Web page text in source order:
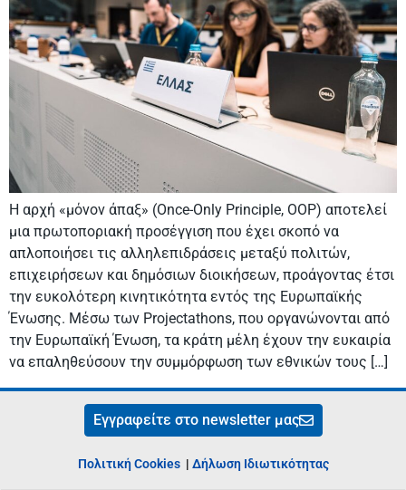
Η αρχή «μόνον άπαξ» (Once-Only Principle, OOP) αποτελεί
μια πρωτοποριακή προσέγγιση που έχει σκοπό να
απλοποιήσει τις αλληλεπιδράσεις μεταξύ πολιτών,
επιχειρήσεων και δημόσιων διοικήσεων, προάγοντας έτσι
την ευκολότερη κινητικότητα εντός της Ευρωπαϊκής
Ένωσης. Μέσω των Projectathons, που οργανώνονται από
την Ευρωπαϊκή Ένωση, τα κράτη μέλη έχουν την ευκαιρία
να επαληθεύσουν την συμμόρφωση των εθνικών τους […]
Εγγραφείτε στο newsletter μας
Πολιτική Cookies | Δήλωση Ιδιωτικότητας